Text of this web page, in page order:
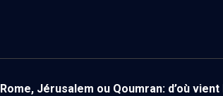
Rome, Jérusalem ou Qoumran: d’où